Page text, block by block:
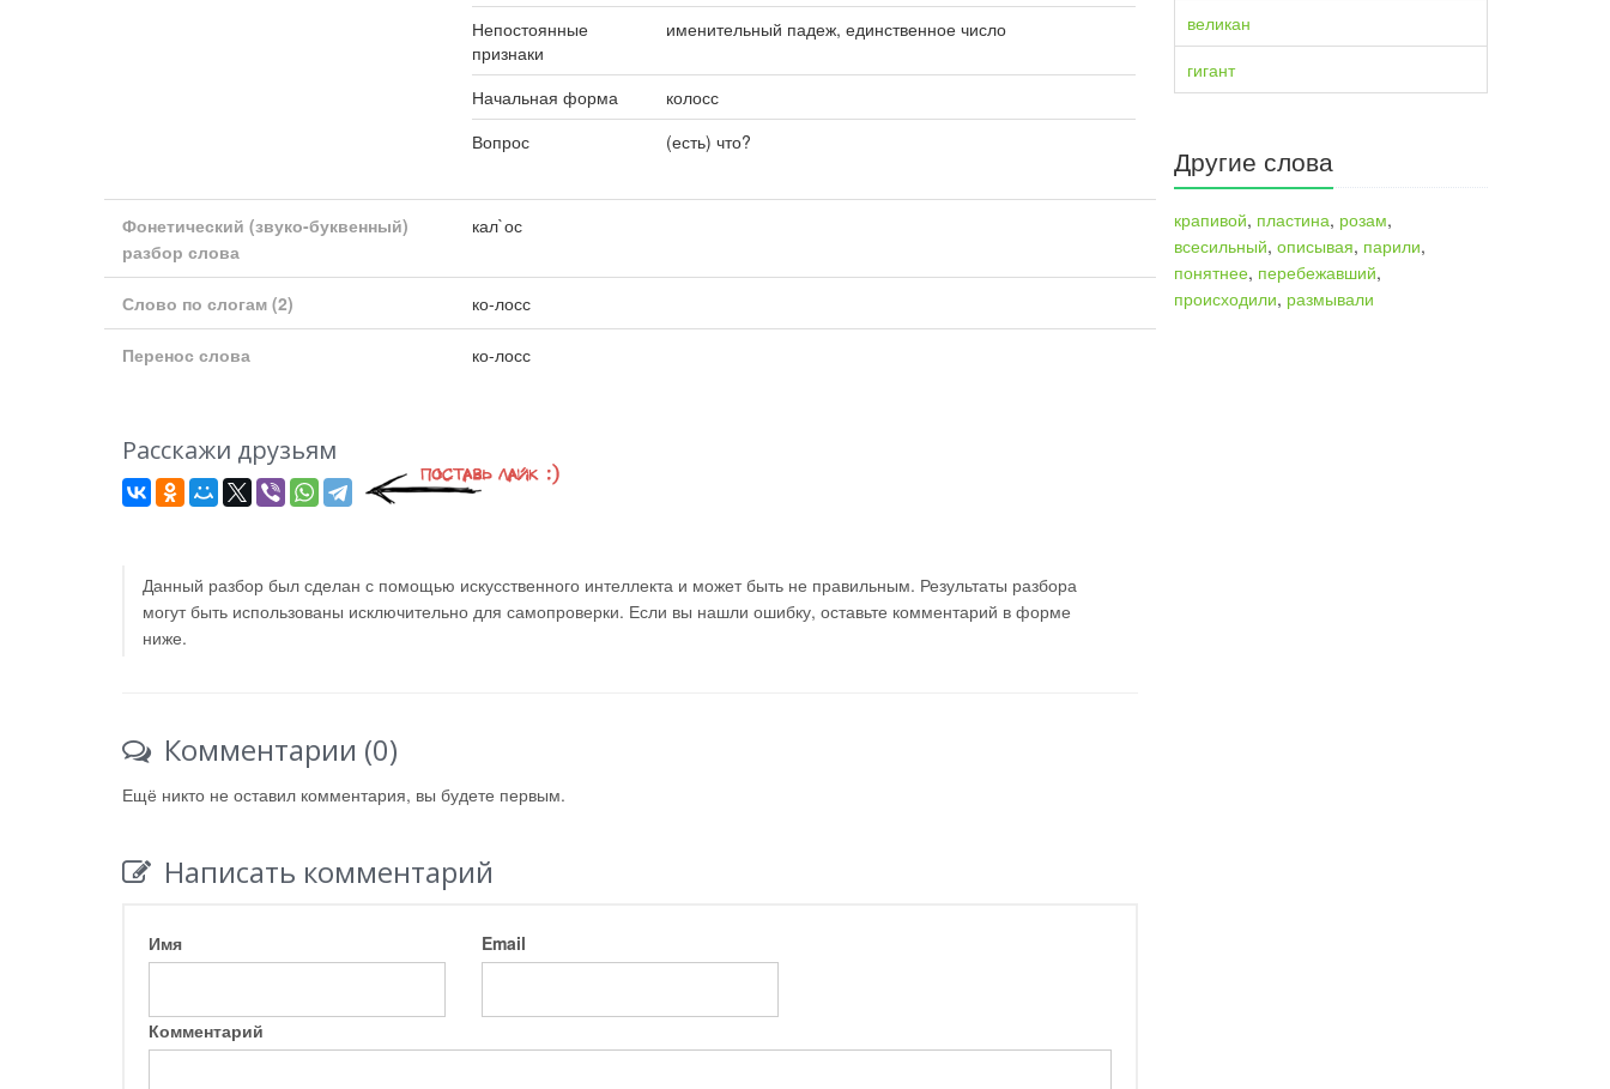
Непостоянные
признаки
именительный падеж, единственное число
Начальная форма
колосс
Вопрос
(есть) что?
Фонетический (звуко-буквенный)
разбор слова
кал`ос
Слово по слогам (2) ко-лосс
Перенос слова ко-лосс
Расскажи друзьям
Данный разбор был сделан с помощью искусственного интеллекта и может быть не правильным. Результаты разбора
могут быть использованы исключительно для самопроверки. Если вы нашли ошибку, оставьте комментарий в форме
ниже.
Комментарии (0)
Ещё никто не оставил комментария, вы будете первым.
Написать комментарий
Имя Email
Комментарий
великан
гигант
Другие слова
крапивой, пластина, розам,
всесильный, описывая, парили,
понятнее, перебежавший,
происходили, размывали